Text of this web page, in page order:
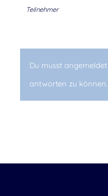
Teilnehmer
Du musst
antworten zu können.